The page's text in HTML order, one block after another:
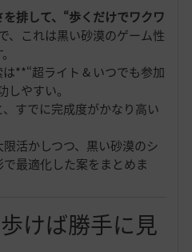
排して、“歩くだけでワクワ
、これは黒い砂漠のゲーム性
**“超ライト & いつでも参加
やすい。
すでに完成度がかなり高い
活かしつつ、黒い砂漠のシ
最適化した案をまとめま
けば勝手に見